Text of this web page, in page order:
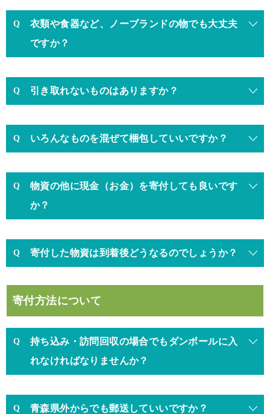
衣類や食器など、ノーブランドの物でも大丈夫
ですか？
引き取れないものはありますか？
いろんなものを混ぜて梱包していいですか？
物資の他に現金（お金）を寄付しても良いです
か？
寄付した物資は到着後どうなるのでしょうか？
寄付方法について
持ち込み・訪問回収の場合でもダンボールに入
れなければなりませんか？
青森県外からでも郵送していいですか？